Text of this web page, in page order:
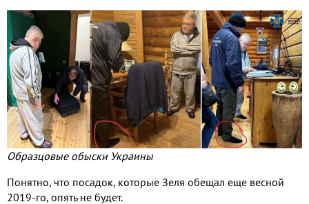
Образцовые обыски Украины
Понятно, что посадок, которые Зеля обещал еще весной
2019-го, опять не будет.